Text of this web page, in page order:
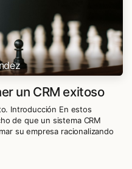
un CRM exitoso
Introducción En estos
de que un sistema CRM
su empresa racionalizando